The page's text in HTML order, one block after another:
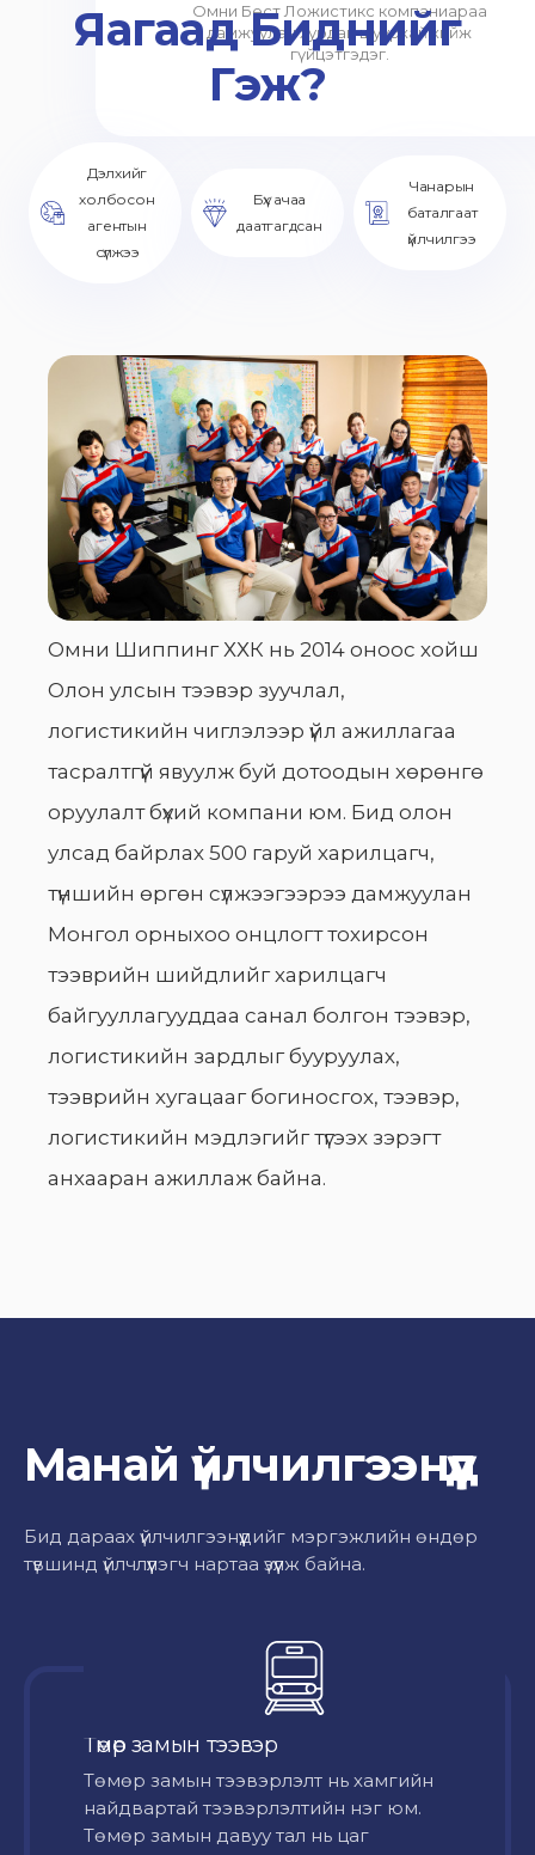
Омни Бест Ложистикс компаниараа
дамжуулан хурдан шуурхай хийж
гүйцэтгэдэг.
Яагаад Биднийг
Гэж?
Дэлхийг
холбосон
агентын
сүлжээ
Бүх ачаа
даатгагдсан
Чанарын
баталгаат
үйлчилгээ
Омни Шиппинг ХХК нь 2014 оноос хойш
Олон улсын тээвэр зуучлал,
логистикийн чиглэлээр үйл ажиллагаа
тасралтгүй явуулж буй дотоодын хөрөнгө
оруулалт бүхий компани юм. Бид олон
улсад байрлах 500 гаруй харилцагч,
түншийн өргөн сүлжээгээрээ дамжуулан
Монгол орныхоо онцлогт тохирсон
тээврийн шийдлийг харилцагч
байгууллагууддаа санал болгон тээвэр,
логистикийн зардлыг бууруулах,
тээврийн хугацааг богиносгох, тээвэр,
логистикийн мэдлэгийг түгээх зэрэгт
анхааран ажиллаж байна.
Манай үйлчилгээнүүд
Бид дараах үйлчилгээнүүдийг мэргэжлийн өндөр
түвшинд үйлчлүүлэгч нартаа үзүүлж байна.
Төмөр замын тээвэр
Төмөр замын тээвэрлэлт нь хамгийн
найдвартай тээвэрлэлтийн нэг юм.
Төмөр замын давуу тал нь цаг